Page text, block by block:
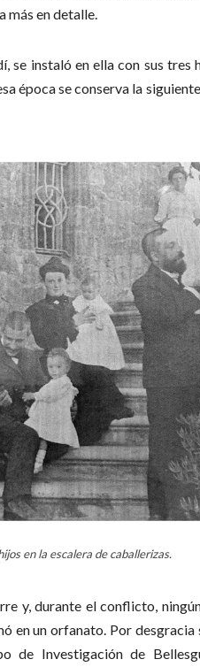
más en detalle.
se instaló en ella con sus tres
época se conserva la
en la escalera de caballerizas.
y, durante el conflicto,
en un orfanato. Por desgracia
de Investigación de